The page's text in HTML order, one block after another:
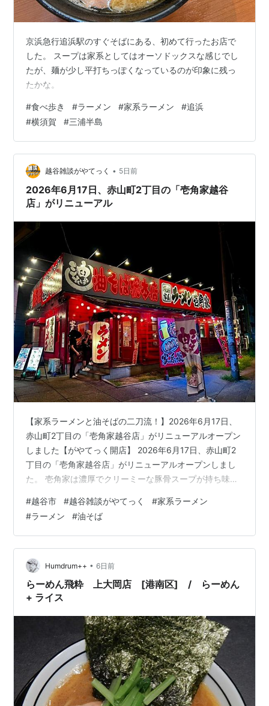
京浜急行追浜駅のすぐそばにある、初めて行ったお店で
した。 スープは家系としてはオーソドックスな感じでし
たが、麺が少し平打ちっぽくなっているのが印象に残っ
たかな。
#食べ歩き #ラーメン #家系ラーメン #追浜
#横須賀 #三浦半島
越谷雑談がやてっく • 5日前
2026年6月17日、赤山町2丁目の「壱角家越谷
店」がリニューアル
【家系ラーメンと油そばの二刀流！】2026年6月17日、
赤山町2丁目の「壱角家越谷店」がリニューアルオープン
しました【がやてっく開店】 2026年6月17日、赤山町2
丁目の「壱角家越谷店」がリニューアルオープンしまし
た。 壱角家は濃厚でクリーミーな豚骨スープが持ち味の
り人気ブランド「油そば総本店」とのハイブリッド店舗
になったのが大きな変化です。同じ店内で家系ラーメン
と油そばの両方が楽しめるようになり、辛味ダレや韓国
のりなど豊富なトッピングで自分好みの一杯にアレンジ
できるのも魅力です。現在は「ヒプノシスマイク×ラーメ
ン壱角家」とのコラボも実施中（…
#越谷市 #越谷雑談がやてっく #家系ラーメン
#ラーメン #油そば
Humdrum++ • 6日前
らーめん飛粋 上大岡店 [港南区] / らーめん
+ ライス